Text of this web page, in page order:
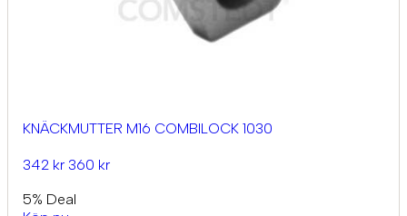
KNÄCKMUTTER M16 COMBILOCK 1030
342 kr 360 kr
5% Deal